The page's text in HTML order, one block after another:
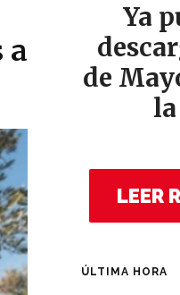
a
Ya
de
LEER
ÚLTIMA HORA